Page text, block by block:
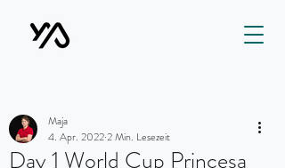
Day 1 World Cup Princesa
Maja
4. Apr. 20222 Min. Lesezeit